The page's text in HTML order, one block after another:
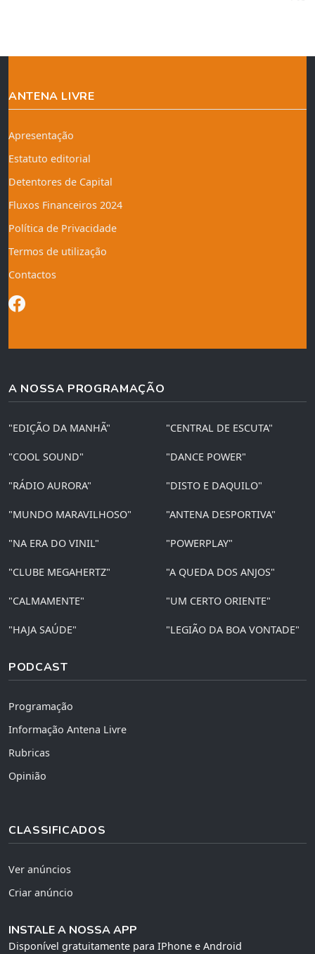
ANTENA LIVRE
Apresentação
Estatuto editorial
Detentores de Capital
Fluxos Financeiros 2024
Política de Privacidade
Termos de utilização
Contactos
A NOSSA PROGRAMAÇÃO
"EDIÇÃO DA MANHÃ" "CENTRAL DE ESCUTA"
"COOL SOUND" "DANCE POWER"
"RÁDIO AURORA" "DISTO E DAQUILO"
"MUNDO MARAVILHOSO" "ANTENA DESPORTIVA"
"NA ERA DO VINIL" "POWERPLAY"
"CLUBE MEGAHERTZ" "A QUEDA DOS ANJOS"
"CALMAMENTE" "UM CERTO ORIENTE"
"HAJA SAÚDE" "LEGIÃO DA BOA VONTADE"
PODCAST
Programação
Informação Antena Livre
Rubricas
Opinião
CLASSIFICADOS
Ver anúncios
Criar anúncio
INSTALE A NOSSA APP
Disponível gratuitamente para IPhone e Android